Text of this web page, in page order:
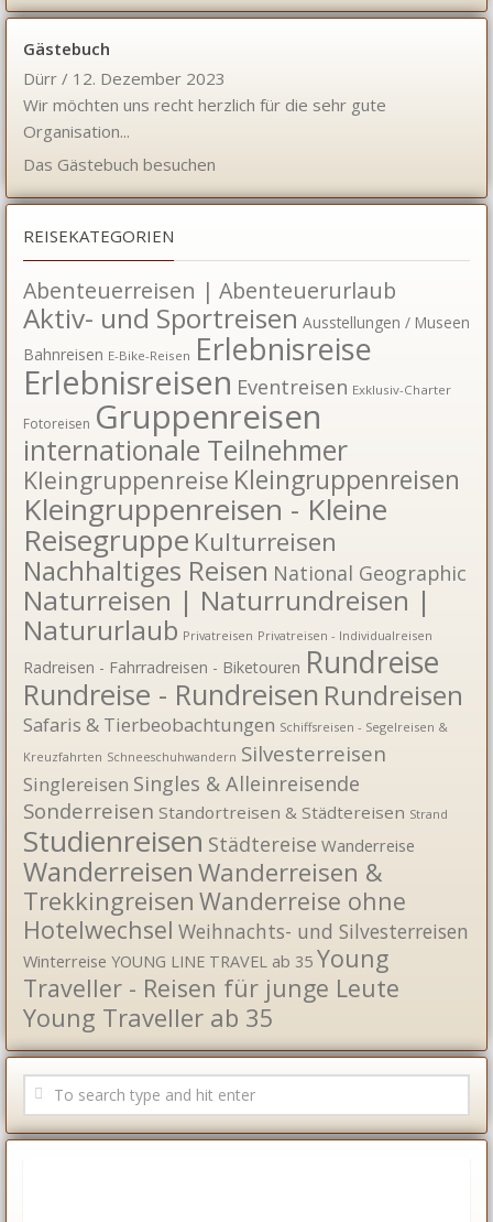
Gästebuch
Dürr / 12. Dezember 2023
Wir möchten uns recht herzlich für die sehr gute
Organisation...
Das Gästebuch besuchen
REISEKATEGORIEN
Abenteuerreisen | Abenteuerurlaub
Aktiv- und Sportreisen Ausstellungen / Museen
Bahnreisen E-Bike-Reisen Erlebnisreise
Erlebnisreisen Eventreisen Exklusiv-Charter
Fotoreisen Gruppenreisen
internationale Teilnehmer
Kleingruppenreise Kleingruppenreisen
Kleingruppenreisen - Kleine
Reisegruppe Kulturreisen
Nachhaltiges Reisen National Geographic
Naturreisen | Naturrundreisen |
Natururlaub Privatreisen Privatreisen - Individualreisen
Radreisen - Fahrradreisen - Biketouren Rundreise
Rundreise - Rundreisen Rundreisen
Safaris & Tierbeobachtungen Schiffsreisen - Segelreisen &
Kreuzfahrten Schneeschuhwandern Silvesterreisen
Singlereisen Singles & Alleinreisende
Sonderreisen Standortreisen & Städtereisen Strand
Studienreisen Städtereise Wanderreise
WanderreisenWanderreisen &
Trekkingreisen Wanderreise ohne
Hotelwechsel Weihnachts- und Silvesterreisen
Winterreise YOUNG LINE TRAVEL ab 35 Young
Traveller - Reisen für junge Leute
Young Traveller ab 35